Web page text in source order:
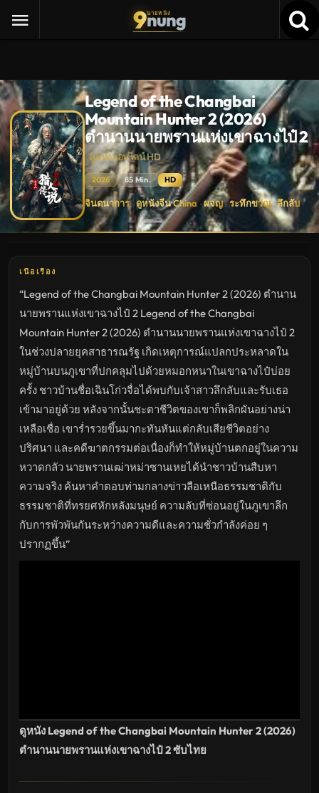
9นายหนัง
nung
Legend of the Changbai
Mountain Hunter 2 (2026)
ตำนานนายพรานแห่งเขาฉางไป๋ 2
ดูหนังออนไลน์ HD
2026 85 Min. HD
Legend
of
the
Changbai
2
นาย
พราน
แห่ง
เขา
ฉาง
ไป๋
2
ดู
หนัง
พากย์
ซับ
เต็ม
เรื่อง
HD
ล่าสุด
จินตนาการ · ดูหนังจีน China · ผจญ · ระทึกขวัญ · ลึกลับ
เนื้อเรื่อง
“Legend of the Changbai Mountain Hunter 2 (2026) ตำนาน
นายพรานแห่งเขาฉางไป๋ 2 Legend of the Changbai
Mountain Hunter 2 (2026) ตำนานนายพรานแห่งเขาฉางไป๋ 2
ในช่วงปลายยุคสาธารณรัฐ เกิดเหตุการณ์แปลกประหลาดใน
หมู่บ้านบนภูเขาที่ปกคลุมไปด้วยหมอกหนาในเขาฉางไป๋บ่อย
ครั้ง ชาวบ้านชื่อเฉินโก่วจื่อได้พบกับเจ้าสาวลึกลับและรับเธอ
เข้ามาอยู่ด้วย หลังจากนั้นชะตาชีวิตของเขาก็พลิกผันอย่างน่า
เหลือเชื่อ เขาร่ำรวยขึ้นมากะทันหันแต่กลับเสียชีวิตอย่าง
ปริศนา และคดีฆาตกรรมต่อเนื่องก็ทำให้หมู่บ้านตกอยู่ในความ
หวาดกลัว นายพรานเฒ่าหม่าซานเหยได้นำชาวบ้านสืบหา
ความจริง ค้นหาคำตอบท่ามกลางข่าวลือเหนือธรรมชาติกับ
ธรรมชาติที่ทรยศหักหลังมนุษย์ ความลับที่ซ่อนอยู่ในภูเขาลึก
กับการพัวพันกันระหว่างความดีและความชั่วกำลังค่อย ๆ
ปรากฏขึ้น”
ดูหนัง Legend of the Changbai Mountain Hunter 2 (2026)
ตำนานนายพรานแห่งเขาฉางไป๋ 2 ซับไทย